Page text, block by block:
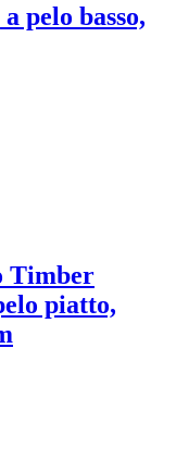
pelo basso,
Timber
piatto,